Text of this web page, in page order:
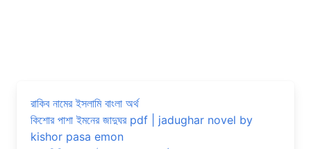
রাকিব নামের ইসলামি বাংলা অর্থ
কিশোর পাশা ইমনের জাদুঘর pdf | jadughar novel by
kishor pasa emon